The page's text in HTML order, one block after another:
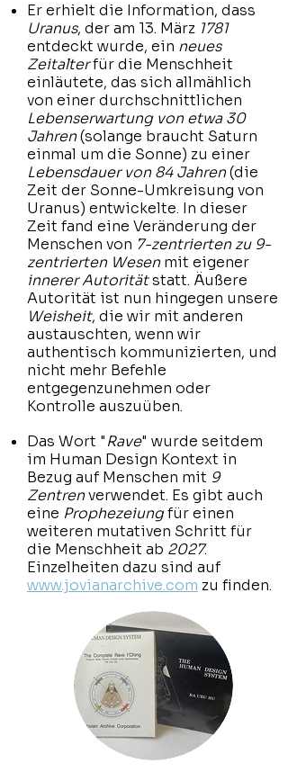
Er erhielt die Information, dass
Uranus, der am 13. März 1781
entdeckt wurde, ein neues
Zeitalterfür die Menschheit
einläutete, das sich allmählich
von einer durchschnittlichen
Lebenserwartung von etwa 30
Jahren(solange braucht Saturn
einmal um die Sonne) zu einer
Lebensdauer von 84 Jahren(die
Zeit der Sonne-Umkreisung von
Uranus) entwickelte. In dieser
Zeit fand eine Veränderung der
Menschen von 7-zentrierten zu 9-
zentrierten Wesenmit eigener
innerer Autoritätstatt. Äußere
Autorität ist nun hingegen unsere
Weisheit, die wir mit anderen
austauschten, wenn wir
authentisch kommunizierten, und
nicht mehr Befehle
entgegenzunehmen oder
Kontrolle auszuüben.
Das Wort "Rave" wurde seitdem
im Human Design Kontext in
Bezug auf Menschen mit 9
Zentrenverwendet. Es gibt auch
eine Prophezeiungfür einen
weiteren mutativen Schritt für
die Menschheit ab 2027.
Einzelheiten dazu sind auf
www.jovianarchive.com zu finden.